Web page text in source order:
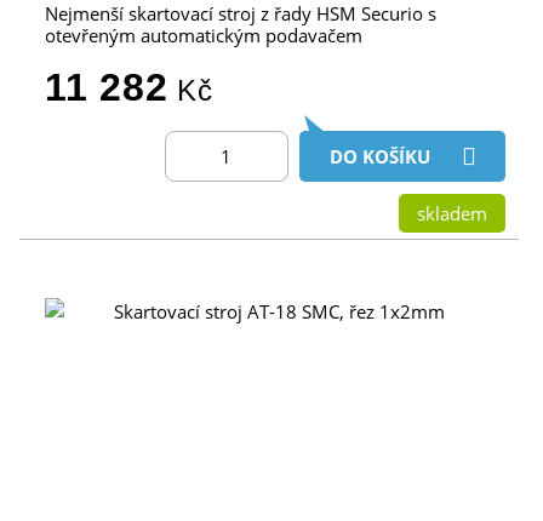
Nejmenší skartovací stroj z řady HSM Securio s
otevřeným automatickým podavačem
11 282 Kč
DO KOŠÍKU
skladem